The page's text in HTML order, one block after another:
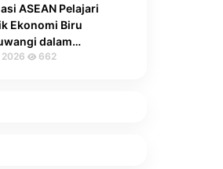
ASEAN Pelajari
Ekonomi Biru
dalam…
2026 662